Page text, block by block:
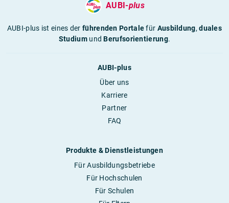
AUBI-plus
AUBI-plus ist eines derführenden Portalefür Ausbildung,duales
StudiumundBerufsorientierung.
AUBI-plus
Über uns
Karriere
Partner
FAQ
Produkte & Dienstleistungen
Für Ausbildungsbetriebe
Für Hochschulen
Für Schulen